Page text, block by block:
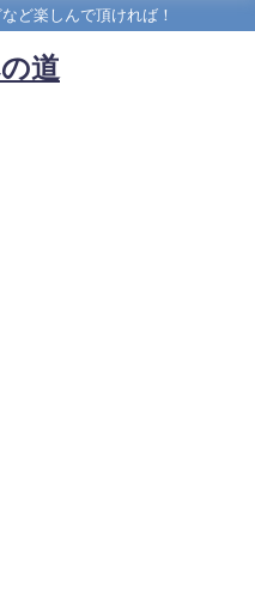
ど楽しんで頂ければ！
道